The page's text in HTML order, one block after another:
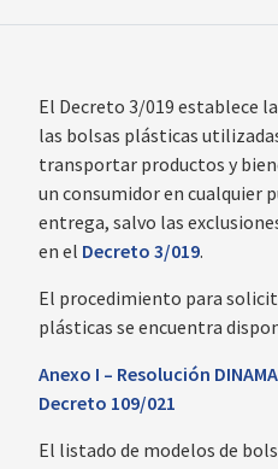
El Decreto 3/019 establece
las bolsas plásticas
transportar productos y
un consumidor en cualquier
entrega, salvo las
en el Decreto 3/019.
El procedimiento para
plásticas se encuentra
Anexo I – Resolución
Decreto 109/021
El listado de modelos de